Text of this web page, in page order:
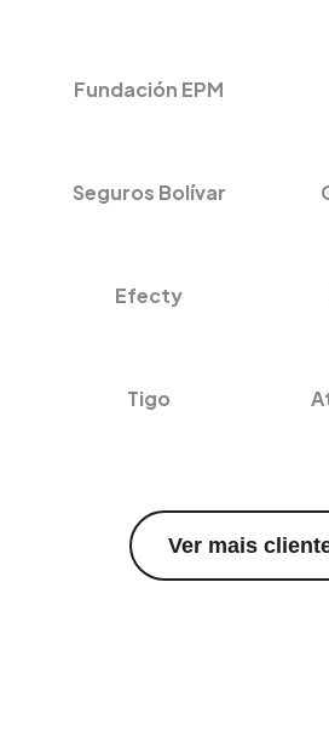
Fundación EPM
Seguros Bolívar
Efecty
Tigo
Ver mais